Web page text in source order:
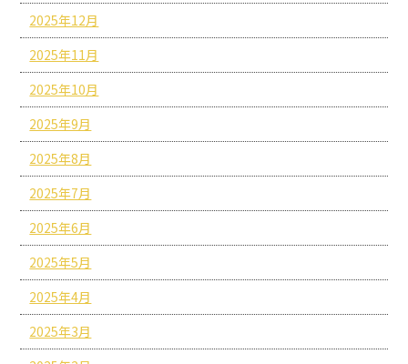
2025年12月
2025年11月
2025年10月
2025年9月
2025年8月
2025年7月
2025年6月
2025年5月
2025年4月
2025年3月